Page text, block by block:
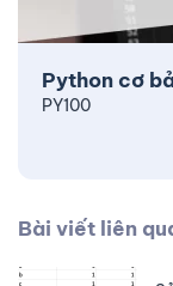
Python cơ
PY100
Bài viết liên